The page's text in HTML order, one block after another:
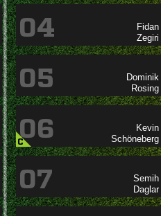


04


05


06
C


07